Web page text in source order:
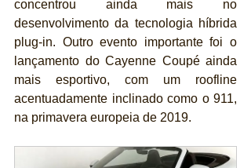
concentrou ainda mais no
desenvolvimento da tecnologia híbrida
plug-in. Outro evento importante foi o
lançamento do Cayenne Coupé ainda
mais esportivo, com um roofline
acentuadamente inclinado como o 911,
na primavera europeia de 2019.